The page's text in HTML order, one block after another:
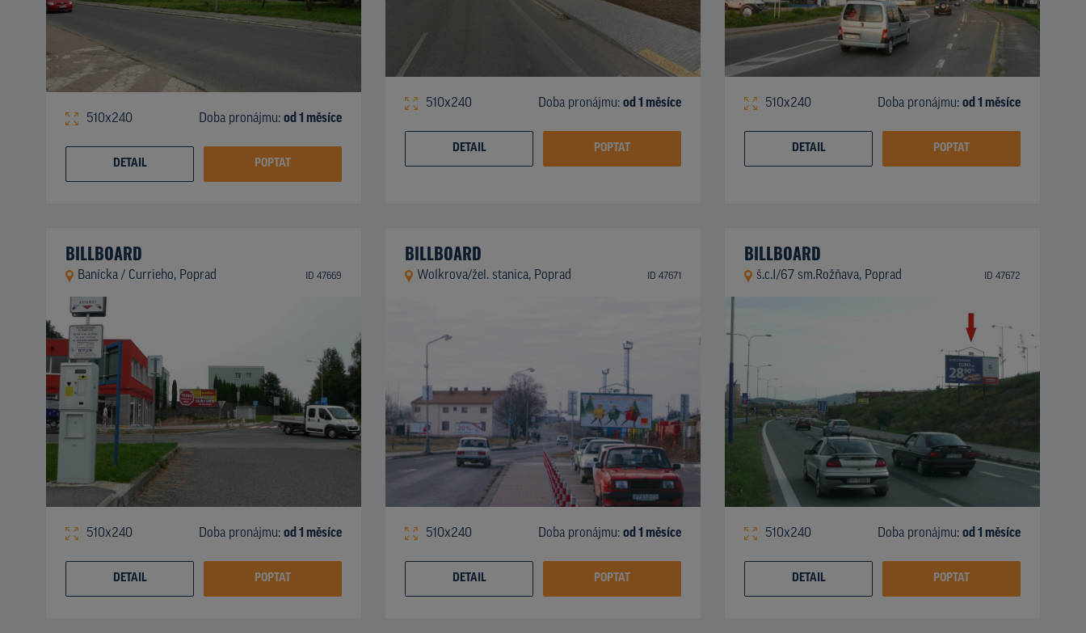
510x240 Doba pronájmu: od 1 měsíce
DETAIL POPTAT
510x240 Doba pronájmu: od 1 měsíce
DETAIL POPTAT
510x240 Doba pronájmu: od 1 měsíce
DETAIL POPTAT
BILLBOARD
Banícka / Currieho, Poprad ID 47669
510x240 Doba pronájmu: od 1 měsíce
DETAIL POPTAT
BILLBOARD
Wolkrova/žel. stanica, Poprad ID 47671
510x240 Doba pronájmu: od 1 měsíce
DETAIL POPTAT
BILLBOARD
š.c.I/67 sm.Rožňava, Poprad ID 47672
510x240 Doba pronájmu: od 1 měsíce
DETAIL POPTAT